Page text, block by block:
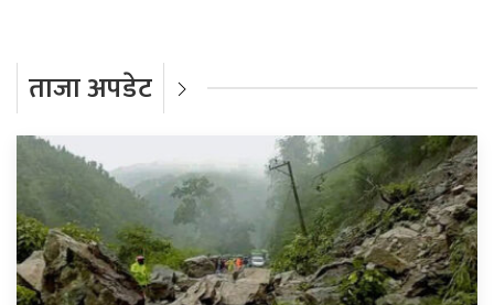
ताजा अपडेट